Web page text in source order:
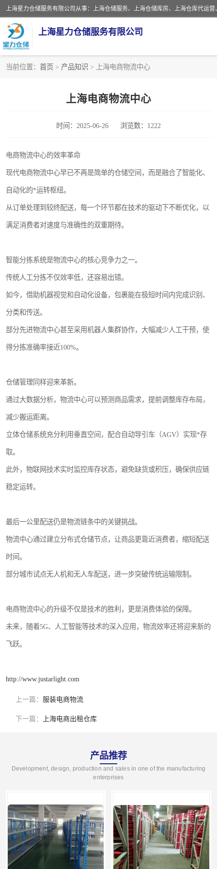
上海星力仓储服务有限公司
当前位置： 首页 > 产品知识 > 上海电商物流中心
上海电商物流中心
时间：2025-06-26 浏览数：1222
电商物流中心的效率革命
现代电商物流中心早已不再是简单的仓储空间，而是融合了智能化、
自动化的*运转枢纽。
从订单处理到较终配送，每一个环节都在技术的驱动下不断优化，以
满足消费者对速度与准确性的双重期待。
智能分拣系统是物流中心的核心竞争力之一。
传统人工分拣不仅效率低，还容易出错。
如今，借助机器视觉和自动化设备，包裹能在极短时间内完成识别、
分类和传送。
部分先进物流中心甚至采用机器人集群协作，大幅减少人工干预，使
得分拣准确率接近100%。
仓储管理同样迎来革新。
通过大数据分析，物流中心可以预测商品需求，提前调整库存布局，
减少搬运距离。
立体仓储系统充分利用垂直空间，配合自动导引车（AGV）实现*存
取。
此外，物联网技术实时监控库存状态，避免缺货或积压，确保供应链
稳定运转。
最后一公里配送仍是物流链条中的关键挑战。
物流中心通过建立分布式仓储节点，让商品更靠近消费者，缩短配送
时间。
部分城市试点无人机和无人车配送，进一步突破传统运输限制。
电商物流中心的升级不仅是技术的胜利，更是消费体验的保障。
未来，随着5G、人工智能等技术的深入应用，物流效率还将迎来新的
飞跃。
http://www.justarlight.com
上一篇： 服装电商物流
下一篇： 上海电商出租仓库
产品推荐
Development, design, production and sales in one of the manufacturing
enterprises
上海仓库代运营
上海第三方仓储
仓储
上海托管仓库